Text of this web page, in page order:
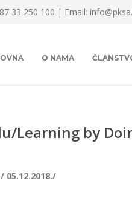
33 250 100 | Email:
O NAMA
Learning by
/ 05.12.2018./